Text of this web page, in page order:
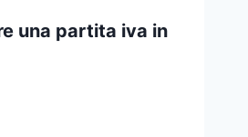
una partita iva in